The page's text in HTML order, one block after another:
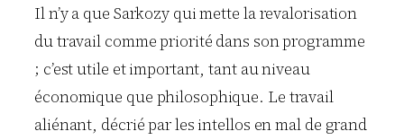
Il n’y a que Sarkozy qui mette la revalorisation
du travail comme priorité dans son programme
; c’est utile et important, tant au niveau
économique que philosophique. Le travail
aliénant, décrié par les intellos en mal de grand